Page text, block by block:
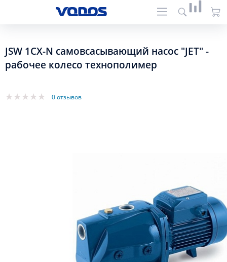
JSW 1CX-N самовсасывающий насос "JET" -
рабочее колесо технополимер
0 отзывов